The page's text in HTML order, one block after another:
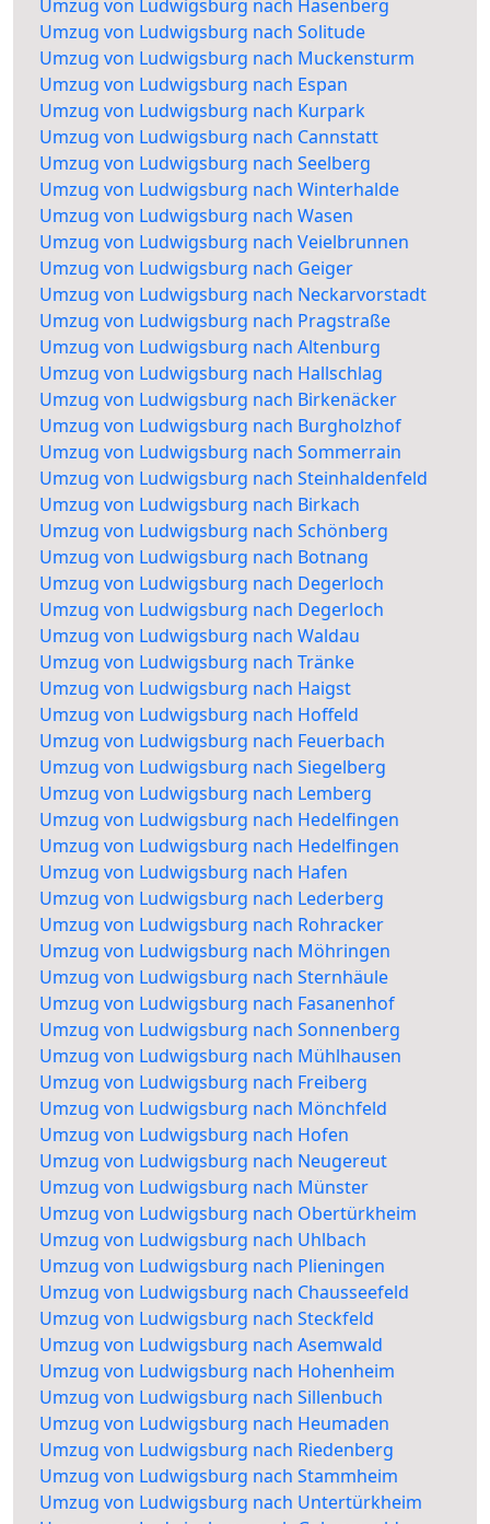
Umzug von Ludwigsburg nach Hasenberg
Umzug von Ludwigsburg nach Solitude
Umzug von Ludwigsburg nach Muckensturm
Umzug von Ludwigsburg nach Espan
Umzug von Ludwigsburg nach Kurpark
Umzug von Ludwigsburg nach Cannstatt
Umzug von Ludwigsburg nach Seelberg
Umzug von Ludwigsburg nach Winterhalde
Umzug von Ludwigsburg nach Wasen
Umzug von Ludwigsburg nach Veielbrunnen
Umzug von Ludwigsburg nach Geiger
Umzug von Ludwigsburg nach Neckarvorstadt
Umzug von Ludwigsburg nach Pragstraße
Umzug von Ludwigsburg nach Altenburg
Umzug von Ludwigsburg nach Hallschlag
Umzug von Ludwigsburg nach Birkenäcker
Umzug von Ludwigsburg nach Burgholzhof
Umzug von Ludwigsburg nach Sommerrain
Umzug von Ludwigsburg nach Steinhaldenfeld
Umzug von Ludwigsburg nach Birkach
Umzug von Ludwigsburg nach Schönberg
Umzug von Ludwigsburg nach Botnang
Umzug von Ludwigsburg nach Degerloch
Umzug von Ludwigsburg nach Degerloch
Umzug von Ludwigsburg nach Waldau
Umzug von Ludwigsburg nach Tränke
Umzug von Ludwigsburg nach Haigst
Umzug von Ludwigsburg nach Hoffeld
Umzug von Ludwigsburg nach Feuerbach
Umzug von Ludwigsburg nach Siegelberg
Umzug von Ludwigsburg nach Lemberg
Umzug von Ludwigsburg nach Hedelfingen
Umzug von Ludwigsburg nach Hedelfingen
Umzug von Ludwigsburg nach Hafen
Umzug von Ludwigsburg nach Lederberg
Umzug von Ludwigsburg nach Rohracker
Umzug von Ludwigsburg nach Möhringen
Umzug von Ludwigsburg nach Sternhäule
Umzug von Ludwigsburg nach Fasanenhof
Umzug von Ludwigsburg nach Sonnenberg
Umzug von Ludwigsburg nach Mühlhausen
Umzug von Ludwigsburg nach Freiberg
Umzug von Ludwigsburg nach Mönchfeld
Umzug von Ludwigsburg nach Hofen
Umzug von Ludwigsburg nach Neugereut
Umzug von Ludwigsburg nach Münster
Umzug von Ludwigsburg nach Obertürkheim
Umzug von Ludwigsburg nach Uhlbach
Umzug von Ludwigsburg nach Plieningen
Umzug von Ludwigsburg nach Chausseefeld
Umzug von Ludwigsburg nach Steckfeld
Umzug von Ludwigsburg nach Asemwald
Umzug von Ludwigsburg nach Hohenheim
Umzug von Ludwigsburg nach Sillenbuch
Umzug von Ludwigsburg nach Heumaden
Umzug von Ludwigsburg nach Riedenberg
Umzug von Ludwigsburg nach Stammheim
Umzug von Ludwigsburg nach Untertürkheim